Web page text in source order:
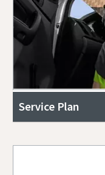
Service Plan